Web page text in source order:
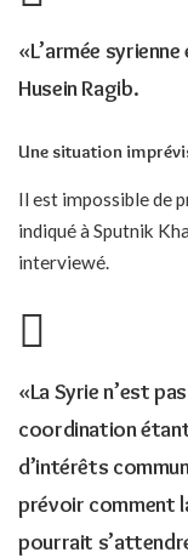
«L’armée
Husein Ragib.
Une situation
Il est impossible de
indiqué à Sputnik
interviewé.
«La Syrie n’est
coordination étant
d’intérêts
prévoir comment
pourrait